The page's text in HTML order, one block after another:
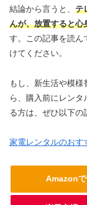
結論から言うと、 テ
んが、放置すると心
す。この記事を読ん
けてください。
もし、新生活や模
ら、購入前にレン
る方は、ぜひ以下の
家電レンタルのおす
Amazonで